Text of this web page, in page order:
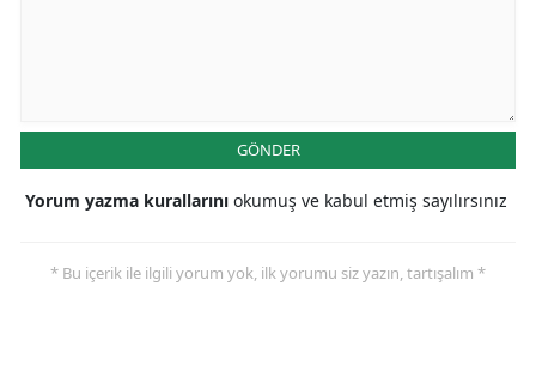
GÖNDER
Yorum yazma kurallarını okumuş ve kabul etmiş sayılırsınız
* Bu içerik ile ilgili yorum yok, ilk yorumu siz yazın, tartışalım *